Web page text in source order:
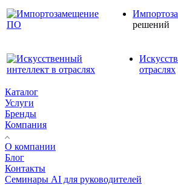
решений
отраслях
Каталог
Услуги
Бренды
Компания
О компании
Блог
Контакты
Семинары AI для руководителей